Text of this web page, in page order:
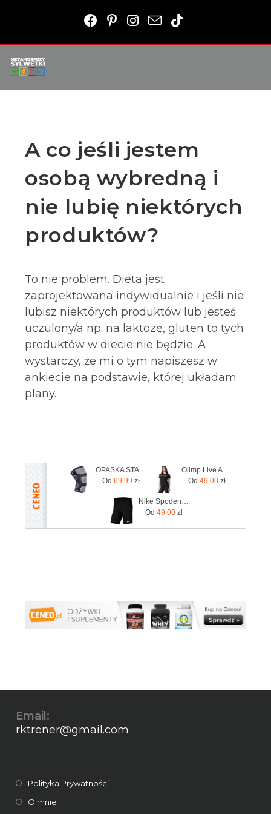
A co jeśli jestem
osobą wybredną i
nie lubię niektórych
produktów?
To nie problem. Dieta jest
zaprojektowana indywidualnie i jeśli nie
lubisz niektórych produktów lub jesteś
uczulony/a np. na laktozę, gluten to tych
produktów w diecie nie będzie. A
wystarczy, że mi o tym napiszesz w
ankiecie na podstawie, której układam
plany.
OPASKA STABILIZUJĄCA KOLANO S /ADIDAS
Od 69,99 zł
Olimp Live And Fight Damska koszulka Olimp Women's T shirt Olimp Girls S
Od 49,00 zł
Nike Spodenki Park Iii Bv6855-010
Od 49,00 zł
Email:
rktrener@gmail.com
Polityka Prywatności
O mnie